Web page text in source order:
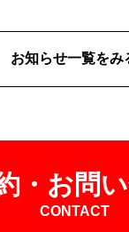
お知らせ一覧をみ
・お問
CONTACT